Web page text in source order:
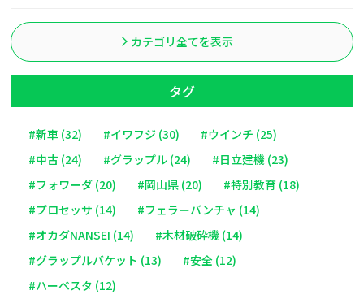
カテゴリ全てを表示
タグ
#新車 (32) #イワフジ (30)
#ウインチ (25)
#中古 (24)
#グラップル (24)
#日立建機 (23)
#フォワーダ (20)
#岡山県 (20)
#特別教育 (18)
#プロセッサ (14)
#フェラーバンチャ (14)
#オカダNANSEI (14)
#木材破砕機 (14)
#グラップルバケット (13)
#安全 (12)
#ハーベスタ (12)